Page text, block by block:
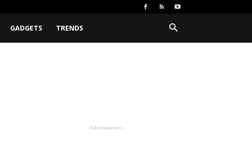
GADGETS TRENDS
- Advertisement -